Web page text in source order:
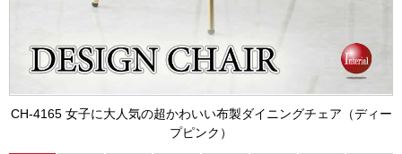
CH-4165 女子に大人気の超かわいい布製ダイニングチェア（ディー
プピンク）